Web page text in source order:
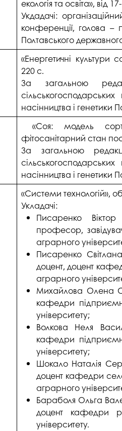
екологія та освіта»,
Укдадачі:
конференції, голова –
Полтавського
«Енергетичні культури
220 с.
За загальною
насінництва і генетики
«Соя: модель
фітосанітарний стан
За загальною
насінництва і генетики
«Системи технологій»,
Укладачі:
Писаренко Віктор
професор,
аграрного
Писаренко
доцент, доцент
аграрного
Михайлова Олена
кафедри
університету;
Волкова Неля
кафедри
університету;
Шокало Наталія
доцент кафедри
аграрного
Бараболя Ольга
доцент кафедри
університету.